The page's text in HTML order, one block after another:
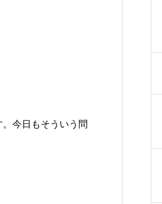
。今日もそういう問